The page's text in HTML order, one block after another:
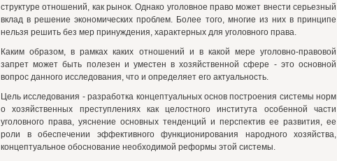
структуре отношений, как рынок. Однако уголовное право может внести серьезный
вклад в решение экономических проблем. Более того, многие из них в принципе
нельзя решить без мер принуждения, характерных для уголовного права.
Каким образом, в рамках каких отношений и в какой мере уголовно-правовой
запрет может быть полезен и уместен в хозяйственной сфере - это основной
вопрос данного исследования, что и определяет его актуальность.
Цель исследования - разработка концептуальных основ построения системы норм
о хозяйственных преступлениях как целостного института особенной части
уголовного права, уяснение основных тенденций и перспектив ее развития, ее
роли в обеспечении эффективного функционирования народного хозяйства,
концептуальное обоснование необходимой реформы этой системы.